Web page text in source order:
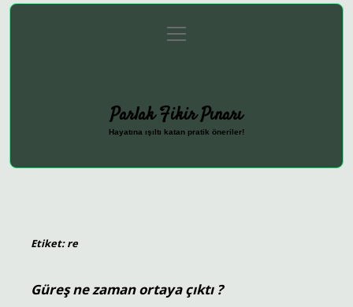
Gizlilik Politikası
menüyü
aç
Parlak Fikir Pınarı
Hayatına ışıltı katan pratik öneriler!
Etiket:re
Güreş ne zaman ortaya çıktı ?